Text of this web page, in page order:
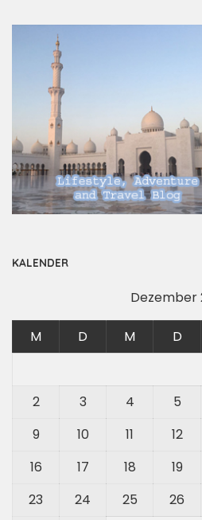
KALENDER
Dezember
M D M D
2
3 4 5
9
10 11 12
16
17 18 19
23
24 25 26